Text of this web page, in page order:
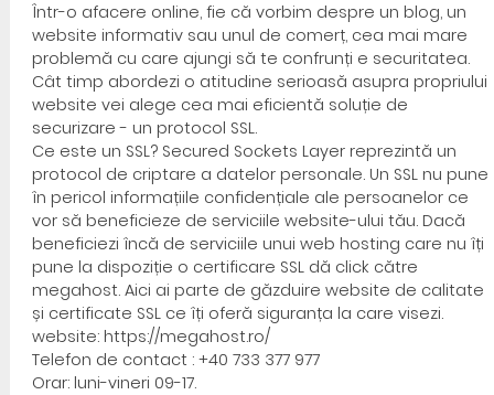
Într-o afacere online, fie că vorbim despre un blog, un
website informativ sau unul de comerț, cea mai mare
problemă cu care ajungi să te confrunți e securitatea.
Cât timp abordezi o atitudine serioasă asupra propriului
website vei alege cea mai eficientă soluție de
securizare - un protocol SSL.
Ce este un SSL? Secured Sockets Layer reprezintă un
protocol de criptare a datelor personale. Un SSL nu pune
în pericol informațiile confidențiale ale persoanelor ce
vor să beneficieze de serviciile website-ului tău. Dacă
beneficiezi încă de serviciile unui web hosting care nu îți
pune la dispoziție o certificare SSL dă click către
megahost. Aici ai parte de găzduire website de calitate
și certificate SSL ce îți oferă siguranța la care visezi.
website: https://megahost.ro/
Telefon de contact : +40 733 377 977
Orar: luni-vineri 09-17.